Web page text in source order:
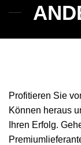
Profitieren Sie
Können heraus
Ihren Erfolg.